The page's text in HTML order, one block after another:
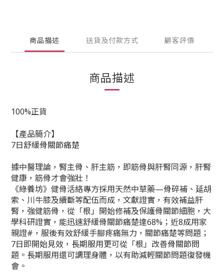
商品描述 送貨及付款方式 顧客評價
商品描述
100%正貨
【產品簡介】
7日舒緩骨關節痛楚
據中醫理論，腎主骨、肝主筋，即筋骨與肝腎同源，肝腎
健康，筋骨才會強壯！
《綠養坊》健骨活絡專方採用天然中草藥—骨碎補、延胡
索、川牛膝及續斷等配伍而成，文獻證實，有效補益肝
腎，強健筋骨，從「根」開始修補及保護骨關節細胞，大
學科研證實，能迅速舒緩骨關節痛楚達68%；近8成用家
親證#，服後有效舒緩手腳疼痛無力，關節痛楚等問題；
7日即開始見效，長期服用更可從「根」改善骨關節問
題。長期服用還可調理身體，以有助減輕關節問題復發機
會。